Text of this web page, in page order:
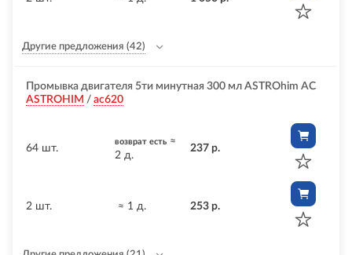
Другие предложения (42)
Промывка двигателя 5ти минутная 300 мл ASTROhim AC
ASTROHIM / ac620
64 шт.
возврат есть ≈
2 д.
237 р.
2 шт. ≈ 1 д. 253 р.